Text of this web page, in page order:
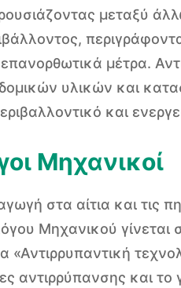
μεταξύ
μέτρα.
υλικών και
και
Μηχανικοί
στα αίτια και τις
Μηχανικού
αντιρρύπανσης και